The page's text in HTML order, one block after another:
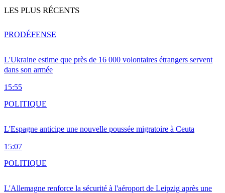
LES PLUS RÉCENTS
L'Ukraine estime que près de 16 000 volontaires étrangers servent
dans son armée
15:55
PRODÉFENSE
L'Espagne anticipe une nouvelle poussée migratoire à Ceuta
15:07
POLITIQUE
L'Allemagne renforce la sécurité à l'aéroport de Leipzig après une
POLITIQUE